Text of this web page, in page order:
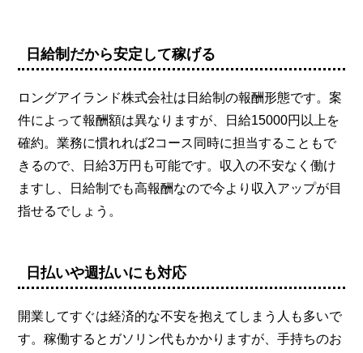
日給制だから安定して稼げる
ロングアイランド株式会社は日給制の報酬形態です。案
件によって報酬額は異なりますが、日給15000円以上を
確約。業務に慣れれば2コース同時に担当することもで
きるので、日給3万円も可能です。収入の不安なく働け
ますし、日給制でも高報酬なので今より収入アップが目
指せるでしょう。
日払いや週払いにも対応
開業してすぐは経済的な不安を抱えてしまう人も多いで
す。稼働するとガソリン代もかかりますが、手持ちのお